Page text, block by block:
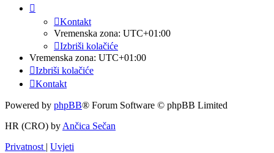
Kontakt
Vremenska zona: UTC+01:00
Izbriši kolačiće
Vremenska zona: UTC+01:00
Izbriši kolačiće
Kontakt
Powered by phpBB® Forum Software © phpBB Limited
HR (CRO) by Ančica Sečan
Privatnost | Uvjeti